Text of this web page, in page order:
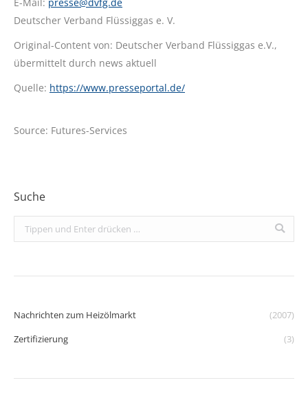
Deutscher Verband Flüssiggas e. V.
Original-Content von: Deutscher Verband Flüssiggas e.V.,
übermittelt durch news aktuell
Quelle: https://www.presseportal.de/
Source: Futures-Services
Suche
Search:
Nachrichten zum Heizölmarkt
(2007)
Zertifizierung
(3)